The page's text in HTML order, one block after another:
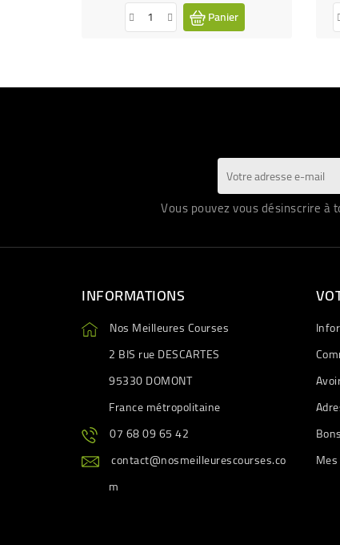
Panier
Vous pouvez vous désinscrire
INFORMATIONS
Nos Meilleures Courses
2 BIS rue DESCARTES
95330 DOMONT
France métropolitaine
07 68 09 65 42
contact@nosmeilleurescourses.co
m